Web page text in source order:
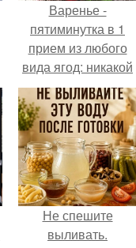
Варенье -
пятиминутка в 1
прием из любого
вида ягод: никакой
длительной варки,
все витамины на
месте!
Не спешите
выливать.